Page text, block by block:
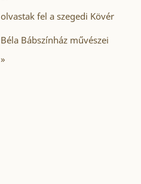
olvastak fel a szegedi Kövér
Béla Bábszínház művészei
»